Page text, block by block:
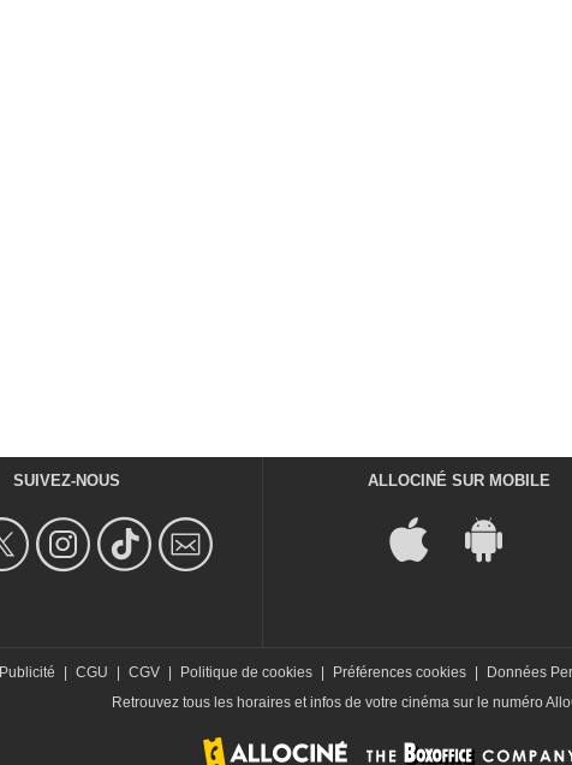
SUIVEZ-NOUS ALLOCINÉ SUR MOBILE
Publicité CGU CGV Politique de cookies Préférences cookies Données
Retrouvez tous les horaires et infos de votre cinéma sur le numéro